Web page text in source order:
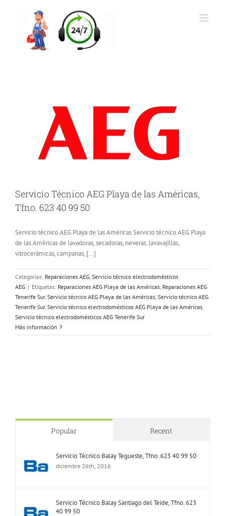
Servicio Técnico AEG Playa de las Américas,
Tfno. 623 40 99 50
Servicio técnico AEG Playa de las Américas Servicio técnico AEG Playa
de las Américas de lavadoras, secadoras, neveras, lavavajillas,
vitrocerámicas, campanas, [...]
Categorías: Reparaciones AEG Servicio técnico electrodomésticos
AEG | Etiquetas: Reparaciones AEG Playa de las Américas Reparaciones AEG
Tenerife Sur, Servicio técnico AEG Playa de las Américas Servicio técnico AEG
Tenerife Sur, Servicio técnico electrodomésticos AEG Playa de las Américas
Servicio técnico electrodomésticos AEG Tenerife Sur
Más información
Popular Recent
Servicio Técnico Balay Tegueste, Tfno. 623 40 99 50
diciembre 26th, 2016
Servicio Técnico Balay Santiago del Teide, Tfno. 623
40 99 50